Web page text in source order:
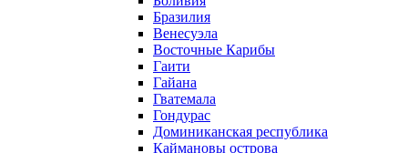
Бразилия
Венесуэла
Восточные Карибы
Гаити
Гайана
Гватемала
Гондурас
Доминиканская республика
Каймановы острова